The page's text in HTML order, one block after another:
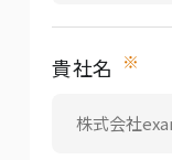
貴社名 ※